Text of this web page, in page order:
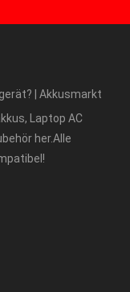
| Akkusmarkt
Laptop AC
her.Alle